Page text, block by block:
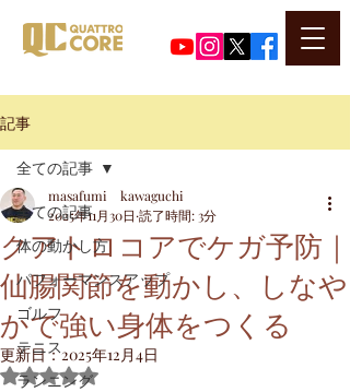
記事
全ての記事
体の動かし方
パフォーマンスアップ
ゴルフ
テニス
ランニング
全ての記事
クアトロコアでケガ予防｜
仙腸関節を動かし、しなや
かで強い身体をつくる
masafumi kawaguchi
2025年11月30日 読了時間: 3分
更新日：2025年12月4日
5つ星のうちNaNと評価されています。